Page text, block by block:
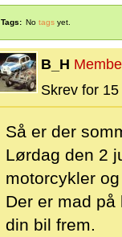
Tags: No tags yet.
B_H
Skrev for
Så er der
Lørdag den 2
motorcykler
Der er mad
din bil frem.